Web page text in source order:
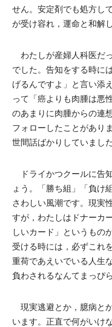
せん。安定剤でも処方し
が受け容れ，運命と和解
わたしが産婦人科医だ
でした。告知をする時に
げるんですよ」と言い添
って「癌よりも肉腫は悪
のあまりに肉腫からの連
フォローしたことがあり
世間話ばかりしていまし
ドライかつクールに告
ょう。「勝ち組」「負け
さわしい風潮です。現実
すが，わたしはドナーカ
しいカード」というもの
受ける時には，必ずこれ
重荷であえいでいる人生
負わされるなんてまっぴ
現実逃避とか，臆病と
います。正直で何がいけ